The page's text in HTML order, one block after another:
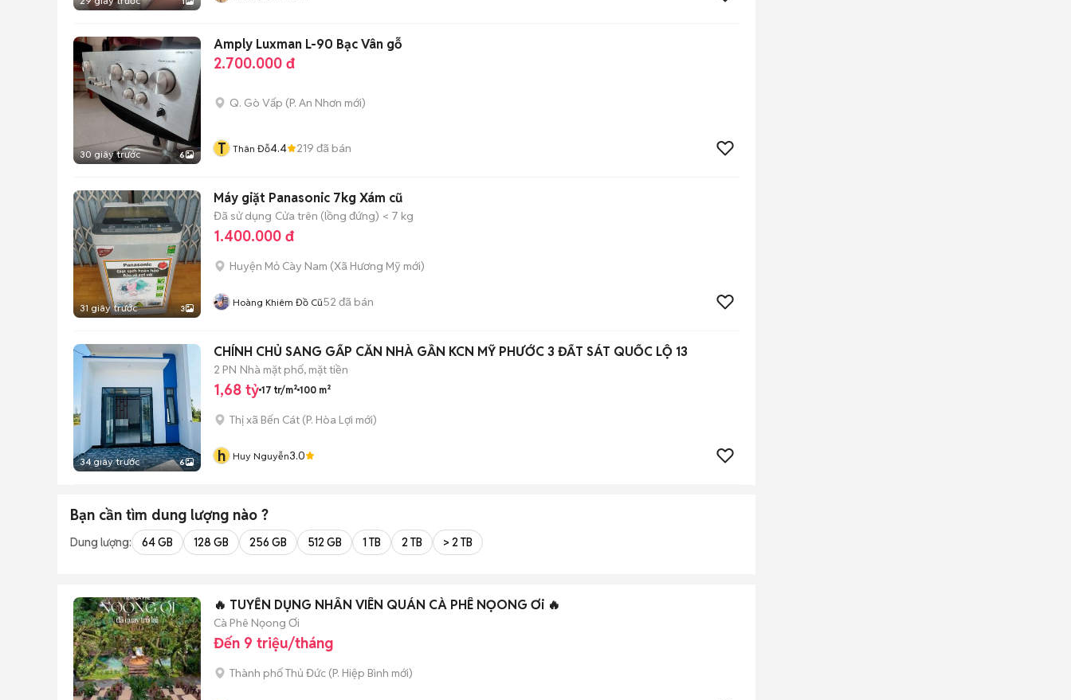
30 giây trước 6
Amply Luxman L-90 Bạc Vân gỗ
2.700.000 đ
Q. Gò Vấp (P. An Nhơn mới)
T Thân Đỗ4.4 219 đã bán
31 giây trước 3
Máy giặt Panasonic 7kg Xám cũ
Đã sử dụng Cửa trên (lồng đứng) < 7 kg
1.400.000 đ
Huyện Mỏ Cày Nam (Xã Hương Mỹ mới)
Hoàng Khiêm Đồ Cũ52 đã bán
34 giây trước 6
CHÍNH CHỦ SANG GẤP CĂN NHÀ GẦN KCN MỸ PHƯỚC 3 ĐẤT SÁT QUỐC LỘ 13
2 PN Nhà mặt phố, mặt tiền
1,68 tỷ 17 tr/m² 100 m²
Thị xã Bến Cát (P. Hòa Lợi mới)
h Huy Nguyễn3.0
Bạn cần tìm dung lượng nào ?
Dung lượng: 64 GB 128 GB 256 GB 512 GB 1 TB 2 TB > 2 TB
🔥 TUYỂN DỤNG NHÂN VIÊN QUÁN CÀ PHÊ NỌONG Ơi 🔥
Cà Phê Nọong Ơi
Đến 9 triệu/tháng
Thành phố Thủ Đức (P. Hiệp Bình mới)